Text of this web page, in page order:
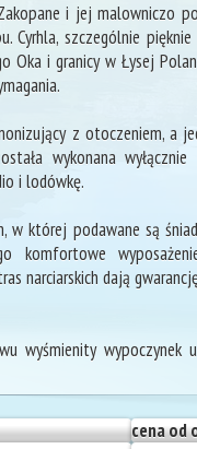
i jej malowniczo
szczególnie
Oka i granicy w Łysej
z otoczeniem, a
wykonana
i lodówkę.
której podawane są
komfortowe
narciarskich dają
wyśmienity
cena od